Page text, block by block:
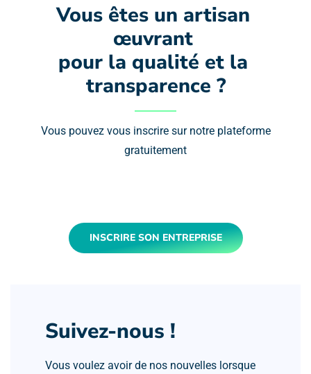
Vous êtes un artisan
œuvrant
pour la qualité et la
transparence ?
Vous pouvez vous inscrire sur notre plateforme
gratuitement
INSCRIRE SON ENTREPRISE
Suivez-nous !
Vous voulez avoir de nos nouvelles lorsque